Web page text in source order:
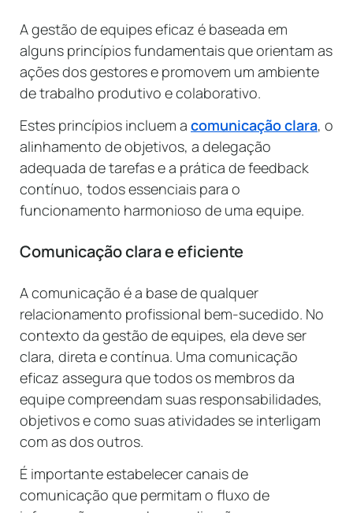
A gestão de equipes eficaz é baseada em
alguns princípios fundamentais que orientam as
ações dos gestores e promovem um ambiente
de trabalho produtivo e colaborativo.
Estes princípios incluem a comunicação clara, o
alinhamento de objetivos, a delegação
adequada de tarefas e a prática de feedback
contínuo, todos essenciais para o
funcionamento harmonioso de uma equipe.
Comunicação clara e eficiente
A comunicação é a base de qualquer
relacionamento profissional bem-sucedido. No
contexto da gestão de equipes, ela deve ser
clara, direta e contínua. Uma comunicação
eficaz assegura que todos os membros da
equipe compreendam suas responsabilidades,
objetivos e como suas atividades se interligam
com as dos outros.
É importante estabelecer canais de
comunicação que permitam o fluxo de